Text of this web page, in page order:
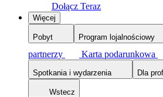
Dołącz Teraz
Więcej
Pobyt Program lojalnościowy
partnerzy
Karta podarunkowa
Spotkania i wydarzenia Dla
Wstecz